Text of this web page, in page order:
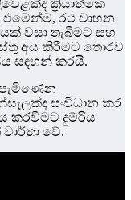
ක්‍රියාත්මක
එමෙන්ම, රථ වාහන
වසා තැබීමට සහ
අය කිරීමට තොරව
සඳහන් කරයි.
පැමිණෙන
සංවිධාන කර
කරවීමට දුම්රිය
වේ.